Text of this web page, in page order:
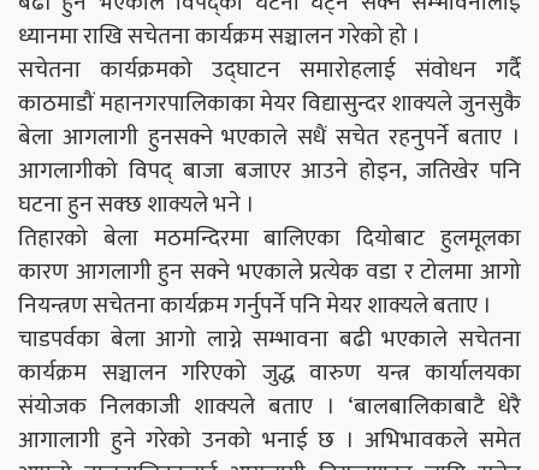
ध्यानमा राखि सचेतना कार्यक्रम सञ्चालन गरेको हो ।
सचेतना कार्यक्रमको उद्घाटन समारोहलाई संवोधन गर्दै
काठमाडौं महानगरपालिकाका मेयर विद्यासुन्दर शाक्यले जुनसुकै
बेला आगलागी हुनसक्ने भएकाले सधैं सचेत रहनुपर्ने बताए ।
आगलागीको विपद् बाजा बजाएर आउने होइन, जतिखेर पनि
घटना हुन सक्छ शाक्यले भने ।
तिहारको बेला मठमन्दिरमा बालिएका दियोबाट हुलमूलका
कारण आगलागी हुन सक्ने भएकाले प्रत्येक वडा र टोलमा आगो
नियन्त्रण सचेतना कार्यक्रम गर्नुपर्ने पनि मेयर शाक्यले बताए ।
चाडपर्वका बेला आगो लाग्ने सम्भावना बढी भएकाले सचेतना
कार्यक्रम सञ्चालन गरिएको जुद्ध वारुण यन्त्र कार्यालयका
संयोजक निलकाजी शाक्यले बताए । ‘बालबालिकाबाटै धेरै
आगालागी हुने गरेको उनको भनाई छ । अभिभावकले समेत